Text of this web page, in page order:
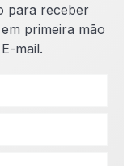
para receber
primeira mão
mail.